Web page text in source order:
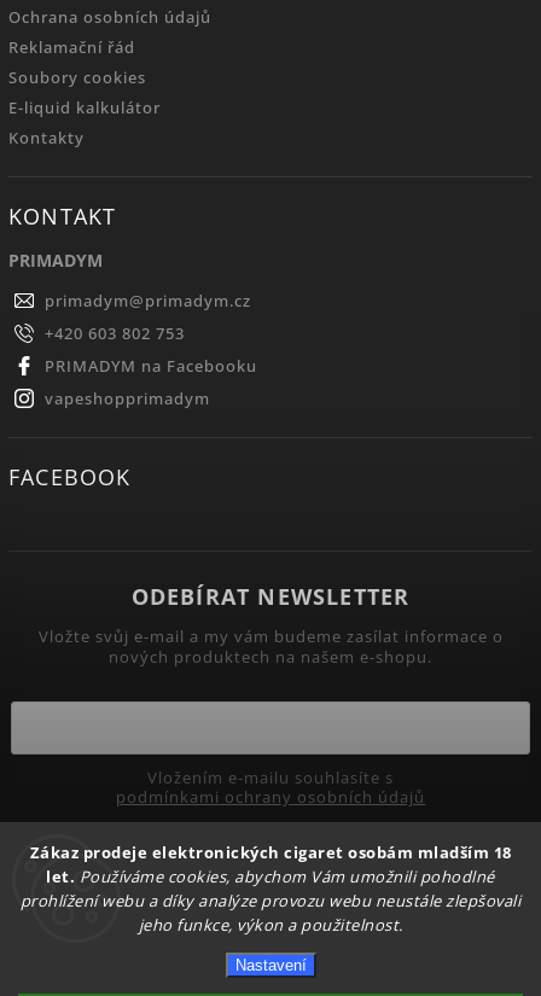
Zákaz prodeje elektronických cigaret osobám mladším 18
let. Používáme cookies, abychom Vám umožnili pohodlné
prohlížení webu a díky analýze provozu webu neustále zlepšovali
jeho funkce, výkon a použitelnost.
Nastavení
Ochrana osobních údajů
Reklamační řád
Soubory cookies
E-liquid kalkulátor
Kontakty
KONTAKT
PRIMADYM
primadym@primadym.cz
+420 603 802 753
PRIMADYM na Facebooku
vapeshopprimadym
FACEBOOK
ODEBÍRAT NEWSLETTER
Vložte svůj e-mail a my vám budeme zasílat informace o
nových produktech na našem e-shopu.
podmínkami ochrany osobních údajů
Přihlásit se
Upravit nastavení cookies